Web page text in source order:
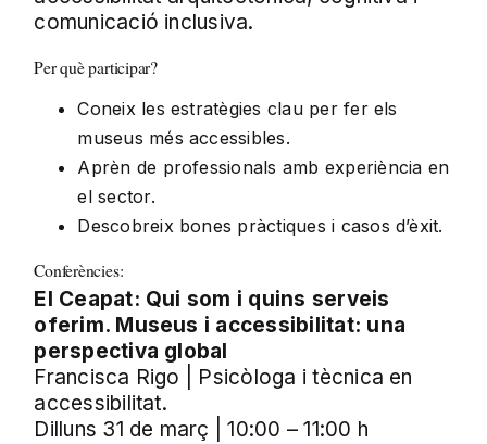
comunicació inclusiva.
Per què participar?
Coneix les estratègies clau per fer els
museus més accessibles.
Aprèn de professionals amb experiència en
el sector.
Descobreix bones pràctiques i casos d’èxit.
Conferències:
El Ceapat: Qui som i quins serveis
oferim. Museus i accessibilitat: una
perspectiva global
Francisca Rigo | Psicòloga i tècnica en
accessibilitat.
Dilluns 31 de març | 10:00 – 11:00 h